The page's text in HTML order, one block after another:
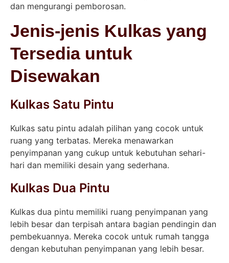
dan mengurangi pemborosan.
Jenis-jenis Kulkas yang
Tersedia untuk
Disewakan
Kulkas Satu Pintu
Kulkas satu pintu adalah pilihan yang cocok untuk
ruang yang terbatas. Mereka menawarkan
penyimpanan yang cukup untuk kebutuhan sehari-
hari dan memiliki desain yang sederhana.
Kulkas Dua Pintu
Kulkas dua pintu memiliki ruang penyimpanan yang
lebih besar dan terpisah antara bagian pendingin dan
pembekuannya. Mereka cocok untuk rumah tangga
dengan kebutuhan penyimpanan yang lebih besar.